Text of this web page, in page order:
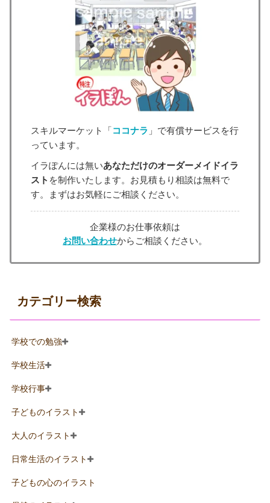
スキルマーケット「ココナラ 」で有償サービスを行
っています。
イラぽんには無いあなただけのオーダーメイドイラ
スト を制作いたします。お見積もり相談は無料で
す。まずはお気軽にご相談ください。
企業様のお仕事依頼は
お問い合わせからご相談ください。
カテゴリー検索
学校での勉強
学校生活
学校行事
子どものイラスト
大人のイラスト
日常生活のイラスト
子どもの心のイラスト